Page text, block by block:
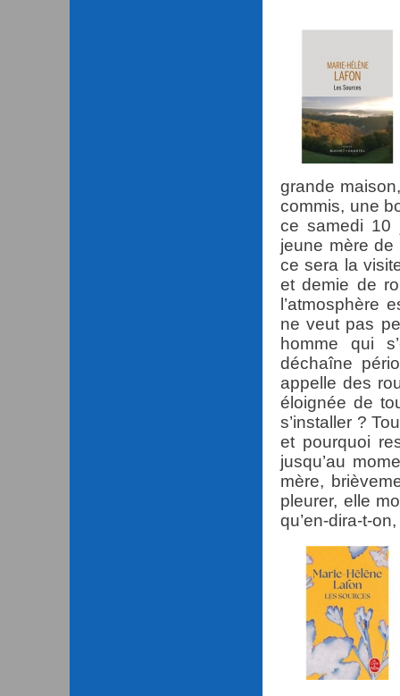
grande
commis, une
ce samedi 10
jeune mère de
ce sera la
et demie de
l’atmosphère
ne veut pas
homme qui
déchaîne
appelle des
éloignée de
s’installer ?
et pourquoi
jusqu’au
mère,
pleurer, elle
qu’en-dira-t-